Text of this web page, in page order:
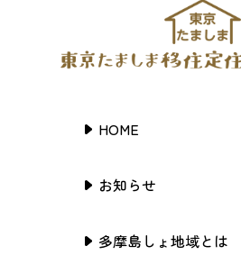
HOME
お知らせ
多摩島しょ地域とは